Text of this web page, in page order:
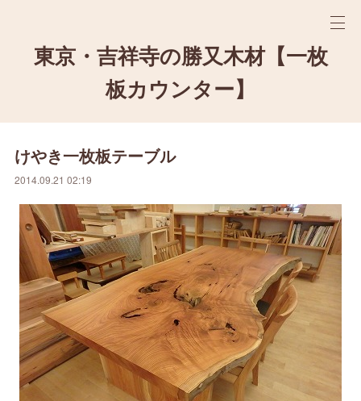
東京・吉祥寺の勝又木材【一枚
板カウンター】
けやき一枚板テーブル
2014.09.21 02:19